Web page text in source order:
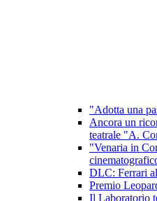
"Adotta una
Ancora un
teatrale "A.
"Venaria in
DLC: Ferrari
Premio
Il Laboratorio